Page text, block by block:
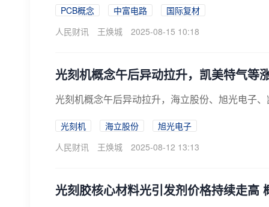
PCB概念 中富电路
国际复材
人民财讯
王焕城 2025-08-15 10:18
光刻机概念午后异动拉升，凯美特气等
光刻机概念午后异动拉升，海立股份、旭光电子
光刻机 海立股份
旭光电子
人民财讯
王焕城 2025-08-12 13:13
光刻胶核心材料光引发剂价格持续走高